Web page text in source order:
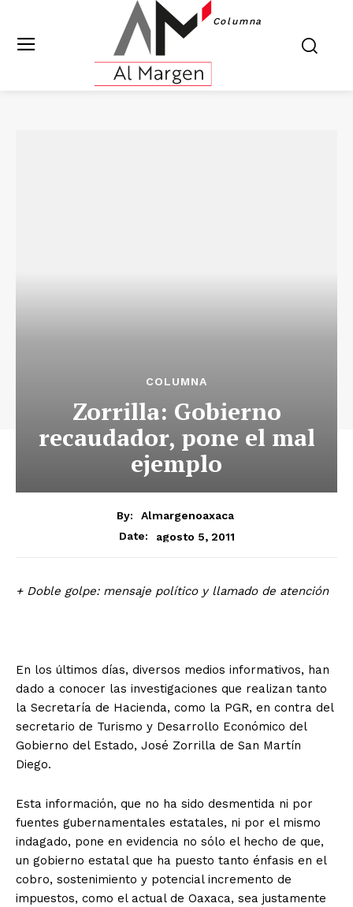
Columna
COLUMNA
Zorrilla: Gobierno
recaudador, pone el mal
ejemplo
By:
Almargenoaxaca
Date:
agosto 5, 2011
+ Doble golpe: mensaje político y llamado de atención
En los últimos días, diversos medios informativos, han
dado a conocer las investigaciones que realizan tanto
la Secretaría de Hacienda, como la PGR, en contra del
secretario de Turismo y Desarrollo Económico del
Gobierno del Estado, José Zorrilla de San Martín
Diego.
Esta información, que no ha sido desmentida ni por
fuentes gubernamentales estatales, ni por el mismo
indagado, pone en evidencia no sólo el hecho de que,
un gobierno estatal que ha puesto tanto énfasis en el
cobro, sostenimiento y potencial incremento de
impuestos, como el actual de Oaxaca, sea justamente